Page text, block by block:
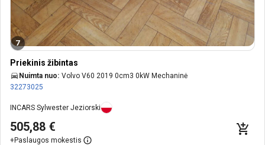
7
Priekinis žibintas
Nuimta nuo: Volvo V60 2019 0cm3 0kW Mechaninė
32273025
INCARS Sylwester Jeziorski
505,88 €
+Paslaugos mokestis